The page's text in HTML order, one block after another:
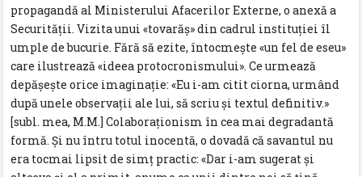
propagandă al Ministerului Afacerilor Externe, o anexă a
Securității. Vizita unui «tovarăș» din cadrul instituției îl
umple de bucurie. Fără să ezite, întocmește «un fel de eseu»
care ilustrează «ideea protocronismului». Ce urmează
depășește orice imaginație: «Eu i-am citit ciorna, urmând
după unele observații ale lui, să scriu și textul definitiv.»
[subl. mea, M.M.] Colaboraționism în cea mai degradantă
formă. Și nu întru totul inocentă, o dovadă că savantul nu
era tocmai lipsit de simț practic: «Dar i-am sugerat și